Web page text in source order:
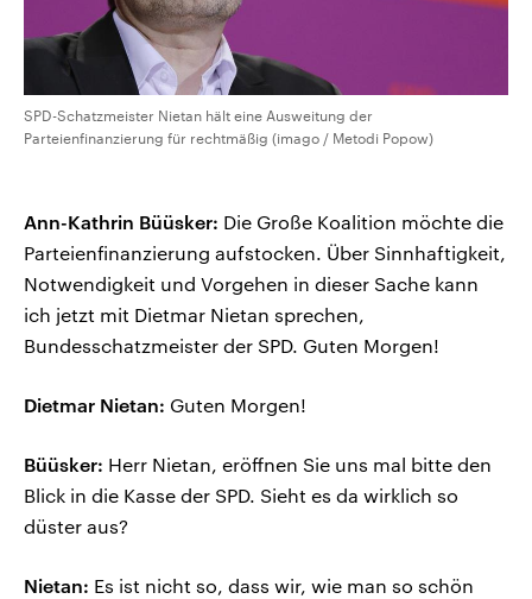
SPD-Schatzmeister Nietan hält eine Ausweitung der
Parteienfinanzierung für rechtmäßig (imago / Metodi Popow)
Ann-Kathrin Büüsker: Die Große Koalition möchte die
Parteienfinanzierung aufstocken. Über Sinnhaftigkeit,
Notwendigkeit und Vorgehen in dieser Sache kann
ich jetzt mit Dietmar Nietan sprechen,
Bundesschatzmeister der SPD. Guten Morgen!
Dietmar Nietan: Guten Morgen!
Büüsker: Herr Nietan, eröffnen Sie uns mal bitte den
Blick in die Kasse der SPD. Sieht es da wirklich so
düster aus?
Nietan: Es ist nicht so, dass wir, wie man so schön